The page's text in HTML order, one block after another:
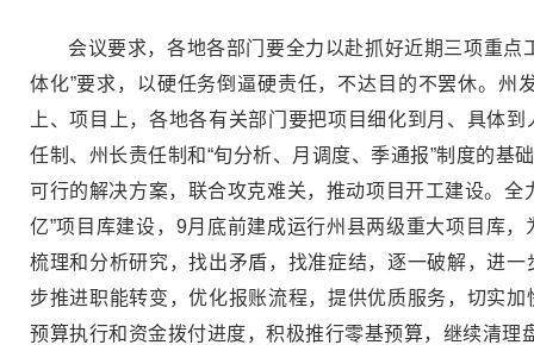
会议要求，各地各部门要全力以赴抓好近期三项重点
体化”要求，以硬任务倒逼硬责任，不达目的不罢休。
上、项目上，各地各有关部门要把项目细化到月、具体
任制、州长责任制和“旬分析、月调度、季通报”制度的
可行的解决方案，联合攻克难关，推动项目开工建设。
亿”项目库建设，9月底前建成运行州县两级重大项目库
梳理和分析研究，找出矛盾，找准症结，逐一破解，进
步推进职能转变，优化报账流程，提供优质服务，切实
预算执行和资金拨付进度，积极推行零基预算，继续清理